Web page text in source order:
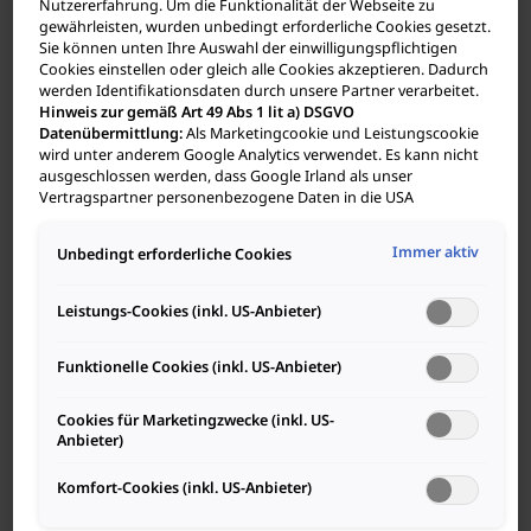
Auftraggeber:innen.
Flexibilität
Unser breites Produktportfolio ermöglicht eine flexible
Planung und Anpassung an die jeweiligen
Anforderungen.
Individualität
Wir schauen genau auf die Ausgangslage und planen
Wir sind international tätig und kennen uns mit den
jeweiligen länderspezifischen Anforderungen aus.
Nutzererfahrung. Um die Funktionalität der Webseite zu
gewährleisten, wurden unbedingt erforderliche Cookies gesetzt.
Sie können unten Ihre Auswahl der einwilligungspflichtigen
Cookies einstellen oder gleich alle Cookies akzeptieren. Dadurch
werden Identifikationsdaten durch unsere Partner verarbeitet.
Hinweis zur gemäß Art 49 Abs 1 lit a) DSGVO
Datenübermittlung:Als Marketingcookie und Leistungscookie
wird unter anderem Google Analytics verwendet. Es kann nicht
ausgeschlossen werden, dass Google Irland als unser
Vertragspartner personenbezogene Daten in die USA
gleichwertiges Datenschutzniveau und es fehlt an einem
Hieraus können sich für Sie Risiken ergeben, weil Sie Ihre Rechte
als Betroffener in den USA nicht wirksam durchsetzen können,
nicht ausgeschlossen werden kann, dass aufgrund aktueller
erlangen können, wobei Eingriffe in Ihre persönlichen Rechte
und Freiheiten nicht auf das absolut Notwendige beschränkt
Sollten Sie das Setzen von Cookies für Marketingzwecke
oder Leistungscookies auch für US-Dienstleister erlauben,
dann stimmen Sie damit auch gemäß Art 49 Abs 1 lit a) DSGVO
Unbedingt erforderliche Cookies Immer aktiv
Leistungs-Cookies (inkl. US-Anbieter)
Funktionelle Cookies (inkl. US-Anbieter)
Cookies für Marketingzwecke (inkl. US-
Anbieter)
Komfort-Cookies (inkl. US-Anbieter)